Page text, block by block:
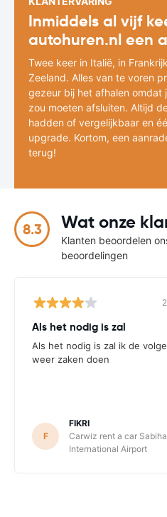
Inmiddels al vijf
autohuren.nl een
Twee keer in Italië, in
Zeeland. Alles van te voren
gezeur bij het afhalen omdat
zou moeten afsluiten. Altijd
hadden of vergelijkbaar en
upgrade. Kortom, een
terug!
8.3 Wat onze
Klanten beoordelen
beoordelingen
Als het nodig is zal
Als het nodig is zal ik de
weer zaken doen
F
FIKRI
Carwiz rent a car
International Airport